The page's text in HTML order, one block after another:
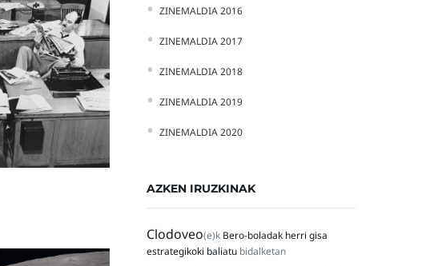
ZINEMALDIA 2016
ZINEMALDIA 2017
ZINEMALDIA 2018
ZINEMALDIA 2019
ZINEMALDIA 2020
AZKEN IRUZKINAK
Clodoveo(e)k Bero-boladak herri gisa
estrategikoki baliatubidalketan